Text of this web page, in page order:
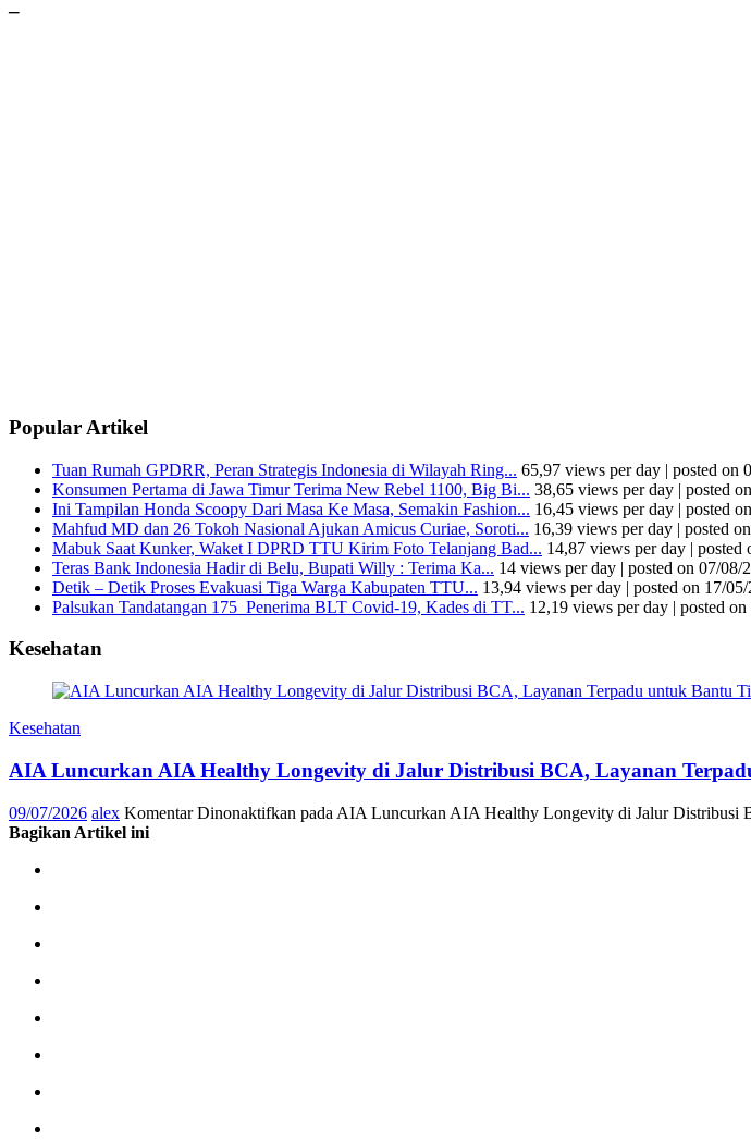
–
Popular Artikel
Tuan Rumah GPDRR, Peran Strategis Indonesia di Wilayah Ring... 65,97 views per day | posted on
Konsumen Pertama di Jawa Timur Terima New Rebel 1100, Big Bi... 38,65 views per day | posted
Ini Tampilan Honda Scoopy Dari Masa Ke Masa, Semakin Fashion... 16,45 views per day | posted
Mahfud MD dan 26 Tokoh Nasional Ajukan Amicus Curiae, Soroti... 16,39 views per day | posted
Mabuk Saat Kunker, Waket I DPRD TTU Kirim Foto Telanjang Bad... 14,87 views per day | posted
Teras Bank Indonesia Hadir di Belu, Bupati Willy : Terima Ka... 14 views per day | posted on 07/08/
Detik – Detik Proses Evakuasi Tiga Warga Kabupaten TTU... 13,94 views per day | posted on 17/
Palsukan Tandatangan 175 Penerima BLT Covid-19, Kades di TT... 12,19 views per day | posted
Kesehatan
Kesehatan
AIA Luncurkan AIA Healthy Longevity di Jalur Distribusi BCA, Layanan
09/07/2026 alex Komentar Dinonaktifkan pada AIA Luncurkan AIA Healthy Longevity di Jalur Distribusi
Bagikan Artikel ini